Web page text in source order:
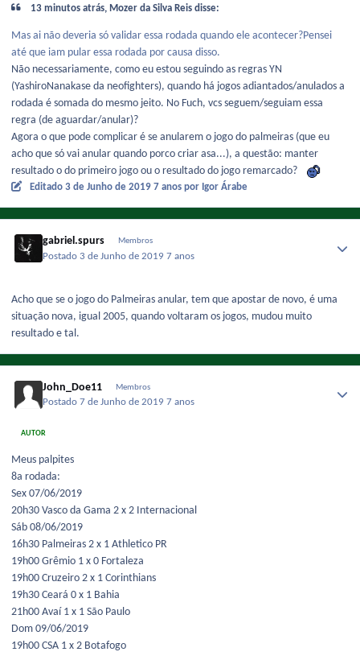
13 minutos atrás, Mozer da Silva Reis disse:
Mas ai não deveria só validar essa rodada quando ele acontecer?Pensei
até que iam pular essa rodada por causa disso.
Não necessariamente, como eu estou seguindo as regras YN
(YashiroNanakase da neofighters), quando há jogos adiantados/anulados a
rodada é somada do mesmo jeito. No Fuch, vcs seguem/seguiam essa
regra (de aguardar/anular)?
Agora o que pode complicar é se anularem o jogo do palmeiras (que eu
acho que só vai anular quando porco criar asa...), a questão: manter
resultado o do primeiro jogo ou o resultado do jogo remarcado?
Editado 3 de Junho de 2019 7 anos por Igor Árabe
gabriel.spurs Membros
Postado 3 de Junho de 20197 anos
Acho que se o jogo do Palmeiras anular, tem que apostar de novo, é uma
situação nova, igual 2005, quando voltaram os jogos, mudou muito
resultado e tal.
John_Doe11 Membros
Postado7 de Junho de 20197 anos
AUTOR
Meus palpites
8a rodada:
Sex 07/06/2019
20h30 Vasco da Gama 2 x 2 Internacional
Sáb 08/06/2019
16h30 Palmeiras 2 x 1 Athletico PR
19h00 Grêmio 1 x 0 Fortaleza
19h00 Cruzeiro 2 x 1 Corinthians
19h30 Ceará 0 x 1 Bahia
21h00 Avaí 1 x 1 São Paulo
Dom 09/06/2019
19h00 CSA 1 x 2 Botafogo